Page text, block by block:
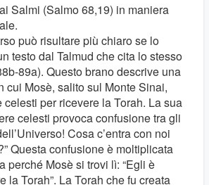
Salmi (Salmo 68,19) in maniera
può risultare più chiaro se lo
testo dal Talmud che cita lo stesso
89a). Questo brano descrive una
cui Mosè, salito sul Monte Sinai,
per ricevere la Torah. La sua
celesti provoca confusione tra gli
Cosa c’entra con noi
Questa confusione è moltiplicata
perché Mosè si trovi lì: “Egli è
la Torah”. La Torah che fu creata